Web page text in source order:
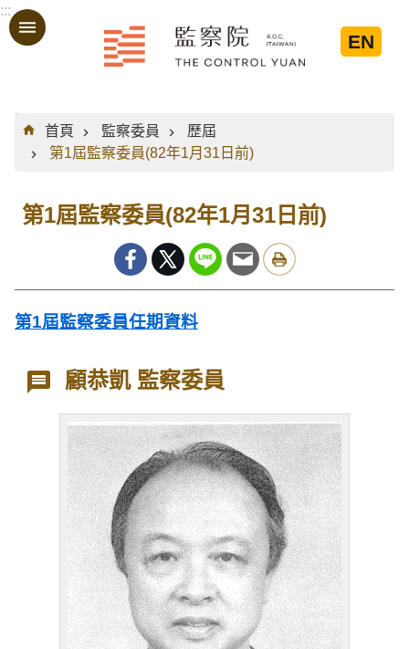
跳到主要內容區塊
:::
EN
:::
首頁
監察委員
歷屆
第1屆監察委員(82年1月31日前)
第1屆監察委員(82年1月31日前)
第1屆監察委員任期資料
顧恭凱 監察委員